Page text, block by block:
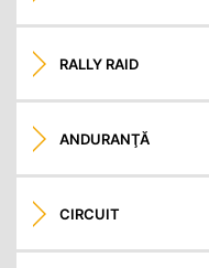
RALLY RAID
ANDURANŢĂ
CIRCUIT